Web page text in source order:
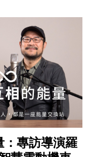
：專訪導演羅